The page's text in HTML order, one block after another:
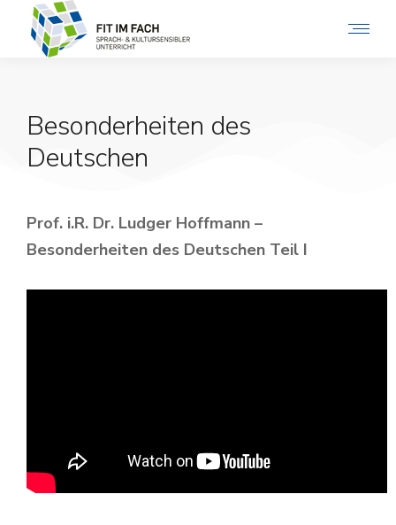
Besonderheiten des
Deutschen
Prof. i.R. Dr. Ludger Hoffmann –
Besonderheiten des Deutschen Teil I